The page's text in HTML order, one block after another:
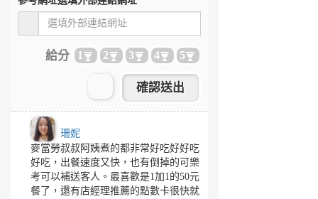
給分 1 2 3 4 5
珊妮
麥當勞叔叔阿姨煮的都非常好吃好好吃
好吃，出餐速度又快，也有倒掉的可樂
考可以補送客人。最喜歡是1加1的50元
餐了，還有店經理推薦的點數卡很快就